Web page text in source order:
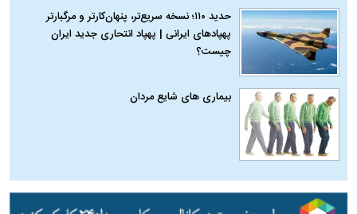
حدید ۱۱۰؛ نسخه سریع‌تر، پنهان‌کارتر و مرگبارتر
پهپادهای ایرانی | پهپاد انتحاری جدید ایران
چیست؟
بیماری‌ های شایع مردان